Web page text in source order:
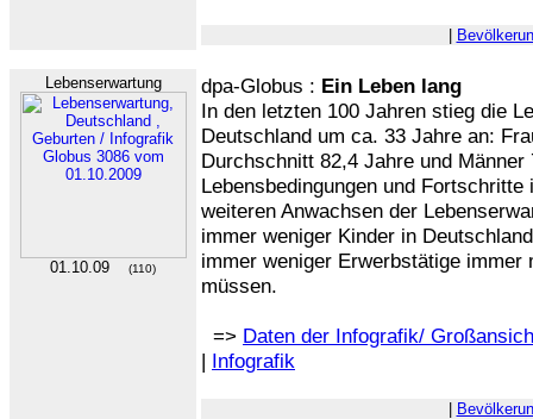
Lebenserwartung
01.10.09 (110)
dpa-Globus : Ein Leben lang
In den letzten 100 Jahren stieg die
Deutschland um ca. 33 Jahre an:
Durchschnitt 82,4 Jahre und
Lebensbedingungen und
weiteren Anwachsen der
immer weniger Kinder in
immer weniger Erwerbstätige immer
müssen.
=> Daten der Infografik/
| Infografik